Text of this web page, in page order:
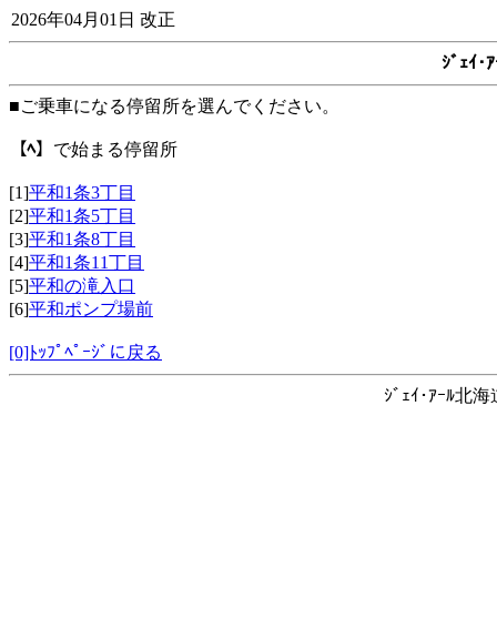
2026年04月01日 改正
ｼﾞｪｲ･
■ご乗車になる停留所を選んでください。
【ﾍ】 で始まる停留所
[1]平和1条3丁目
[2]平和1条5丁目
[3]平和1条8丁目
[4]平和1条11丁目
[5]平和の滝入口
[6]平和ポンプ場前
[0]ﾄｯﾌﾟﾍﾟｰｼﾞに戻る
ｼﾞｪｲ･ｱｰﾙ北